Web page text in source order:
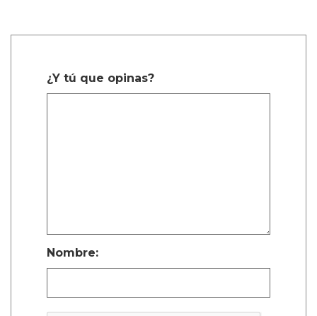
¿Y tú que opinas?
Nombre: